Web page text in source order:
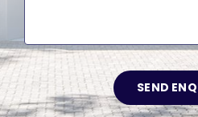
SEND